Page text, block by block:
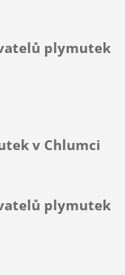
plymutek
v Chlumci
plymutek